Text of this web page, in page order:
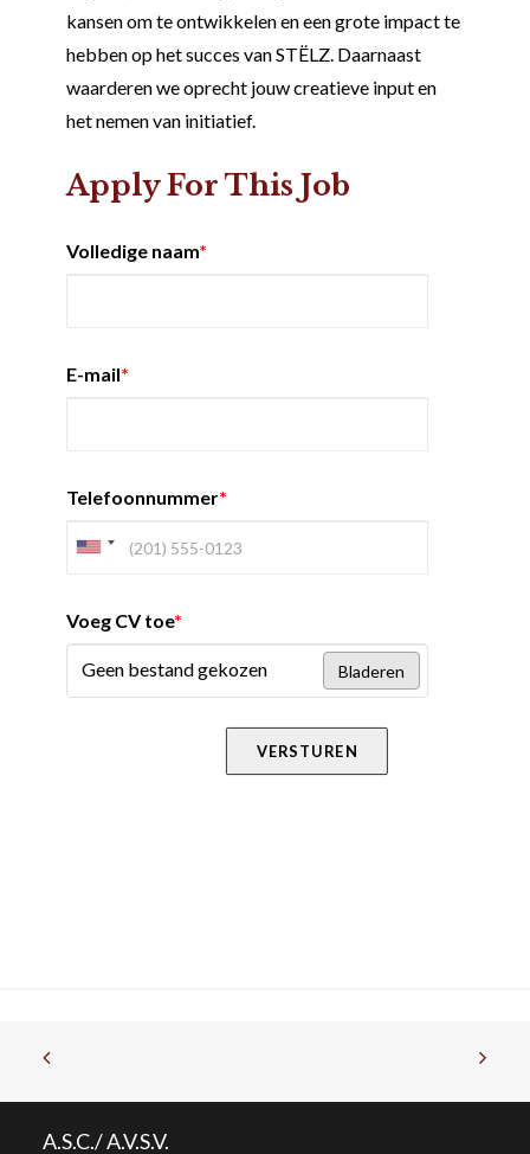
kansen om te ontwikkelen en een grote impact te
hebben op het succes van STËLZ. Daarnaast
waarderen we oprecht jouw creatieve input en
het nemen van initiatief.
Apply For This Job
Volledige naam*
E-mail*
Telefoonnummer*
Voeg CV toe*
Geen bestand gekozen Bladeren
VERSTUREN
A.S.C./ A.V.S.V.